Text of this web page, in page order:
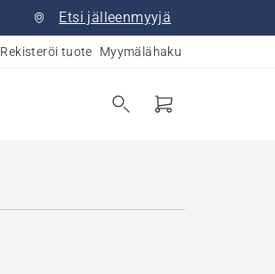
Etsi jälleenmyyjä
Rekisteröi tuote Myymälähaku